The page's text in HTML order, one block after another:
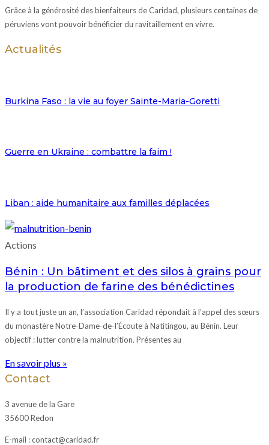
Grâce à la générosité des bienfaiteurs de Caridad, plusieurs centaines de
péruviens vont pouvoir bénéficier du ravitaillement en vivre.
Actualités
Burkina Faso : la vie au foyer Sainte-Maria-Goretti
Guerre en Ukraine : combattre la faim !
Liban : aide humanitaire aux familles déplacées
Actions
Bénin : Un bâtiment et des silos à grains pour
la production de farine des bénédictines
Il y a tout juste un an, l’association Caridad répondait à l’appel des sœurs
du monastère Notre-Dame-de-l’Écoute à Natitingou, au Bénin. Leur
objectif : lutter contre la malnutrition. Présentes au
En savoir plus »
Contact
3 avenue de la Gare
35600 Redon
E-mail : contact@caridad.fr